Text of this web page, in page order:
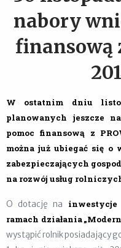
nabory
finansową
W ostatnim dniu
planowanych jeszcze
pomoc finansową z
można już ubiegać się
zabezpieczających
na rozwój usług
O dotację na inwestycje
ramach działania
wystąpić rolnik posiadający